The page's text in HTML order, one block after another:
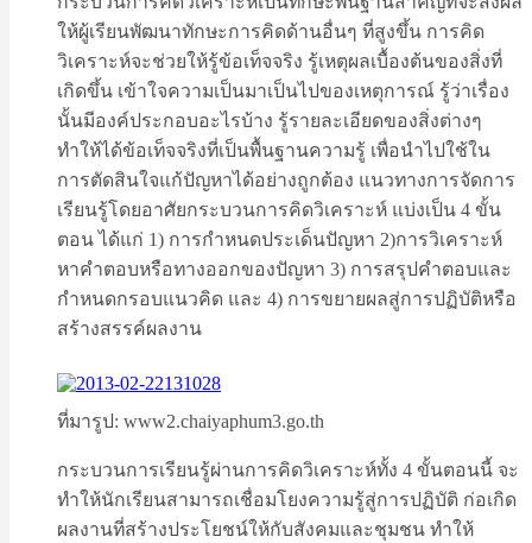
ให้ผู้เรียนพัฒนาทักษะการคิดด้านอื่นๆ ที่สูงขึ้น การคิด
วิเคราะห์จะช่วยให้รู้ข้อเท็จจริง รู้เหตุผลเบื้องต้นของสิ่งที่
เกิดขึ้น เข้าใจความเป็นมาเป็นไปของเหตุการณ์ รู้ว่าเรื่อง
นั้นมีองค์ประกอบอะไรบ้าง รู้รายละเอียดของสิ่งต่างๆ
ทำให้ได้ข้อเท็จจริงที่เป็นพื้นฐานความรู้ เพื่อนำไปใช้ใน
การตัดสินใจแก้ปัญหาได้อย่างถูกต้อง แนวทางการจัดการ
เรียนรู้โดยอาศัยกระบวนการคิดวิเคราะห์ แบ่งเป็น 4 ขั้น
ตอน ได้แก่ 1) การกำหนดประเด็นปัญหา 2)การวิเคราะห์
หาคำตอบหรือทางออกของปัญหา 3) การสรุปคำตอบและ
กำหนดกรอบแนวคิด และ 4) การขยายผลสู่การปฏิบัติหรือ
สร้างสรรค์ผลงาน
ที่มารูป: www2.chaiyaphum3.go.th
กระบวนการเรียนรู้ผ่านการคิดวิเคราะห์ทั้ง 4 ขั้นตอนนี้ จะ
ทำให้นักเรียนสามารถเชื่อมโยงความรู้สู่การปฏิบัติ ก่อเกิด
ผลงานที่สร้างประโยชน์ให้กับสังคมและชุมชน ทำให้